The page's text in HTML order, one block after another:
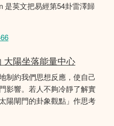
是英文把易經第54卦雷澤歸
大陽坐落能量中心
制約我們思想反應，使自己
影響。若人不夠冷靜了解實
陽閘門的卦象觀點」作思考